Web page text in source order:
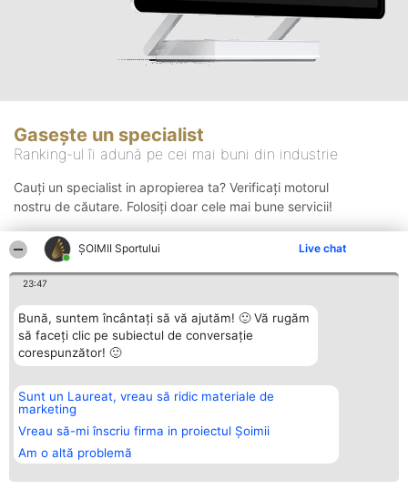
ȘOIMII Sportului Live chat
23:47
Bună, suntem încântați să vă ajutăm! 🙂 Vă rugăm
să faceți clic pe subiectul de conversație
corespunzător! 🙂
Sunt un Laureat, vreau să ridic materiale de
marketing
Vreau să-mi înscriu firma in proiectul Șoimii
Am o altă problemă
Gasește un specialist
Ranking-ul îi adună pe cei mai buni din industrie
Cauți un specialist in apropierea ta? Verificați motorul
nostru de căutare. Folosiți doar cele mai bune servicii!
Organizator Ranking
BRIGHT SOLUTIONS BR SRL
Aleea Timisul De Sus 2 Bl. A30
Sc. A Et. 4 Ap. 13 Cod 061952
București
CUI 36737675
Plebiscyt
Lista Tuturor
Laureaților
Statut
Contact